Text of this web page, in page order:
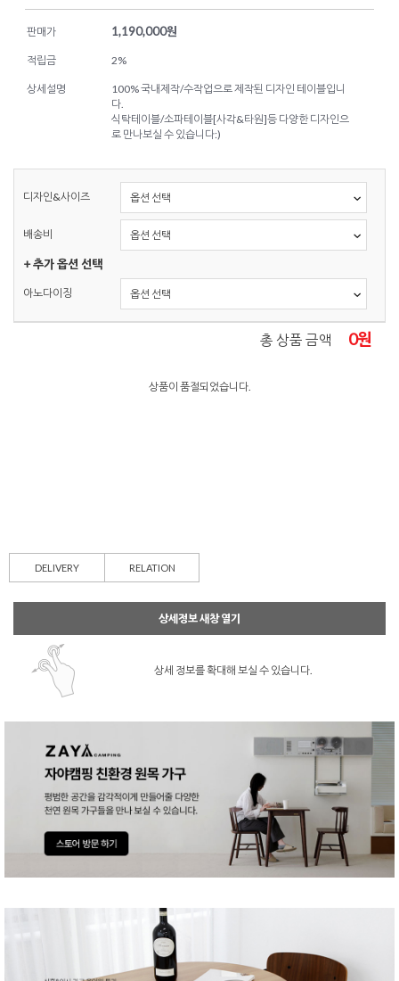
판매가 1,190,000원
적립금 2%
상세설명
100% 국내제작/수작업으로 제작된 디자인 테이블입니
다.
식탁테이블/소파테이블[사각&타원]등 다양한 디자인으
로 만나보실 수 있습니다:)
디자인&사이즈
배송비
+ 추가 옵션 선택
아노다이징
총 상품 금액 0원
상품이 품절되었습니다.
DELIVERY RELATION
상세정보 새창 열기
상세 정보를 확대해 보실 수 있습니다.